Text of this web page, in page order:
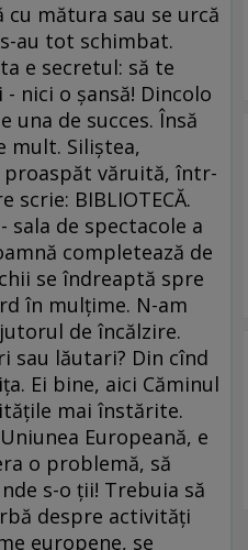
mătura sau se urcă
au tot schimbat.
e secretul: să te
nici o şansă! Dincolo
de succes. Însă
mult. Siliştea,
proaspăt văruită, într-
BIBLIOTECĂ.
sala de spectacole a
completează de
se îndreaptă spre
în mulţime. N-am
de încălzire.
sau lăutari? Din cînd
Ei bine, aici Căminul
mai înstărite.
Europeană, e
o problemă, să
s-o ţii! Trebuia să
despre activităţi
europene, se